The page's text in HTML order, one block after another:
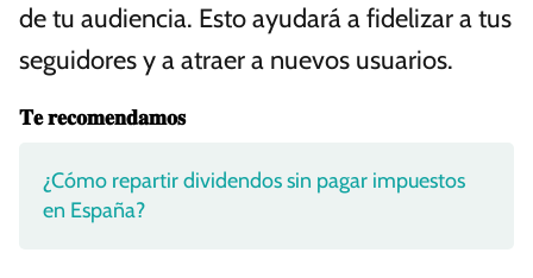
de tu audiencia. Esto ayudará a fidelizar a tus
seguidores y a atraer a nuevos usuarios.
𝐓𝐞 𝐫𝐞𝐜𝐨𝐦𝐞𝐧𝐝𝐚𝐦𝐨𝐬
¿Cómo repartir dividendos sin pagar impuestos
en España?